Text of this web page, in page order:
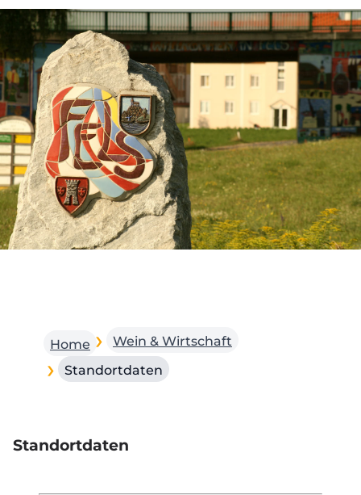
Home
Wein & Wirtschaft
Standortdaten
Standortdaten